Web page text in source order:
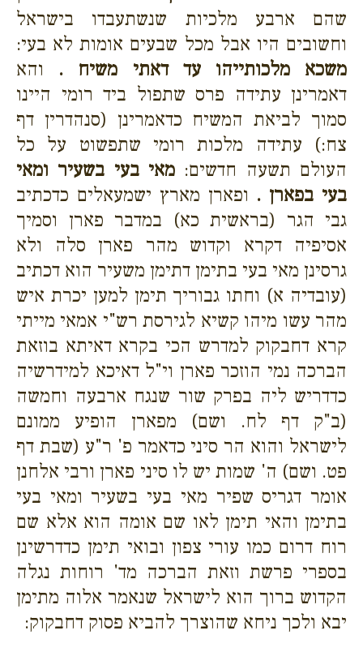
שהם ארבע מלכיות שנשתעבדו בישראל
וחשובים היו אבל מכל שבעים אומות לא בעי:
משכא מלכותייהו עד דאתי משיח . והא
דאמרינן עתידה פרס שתפול ביד רומי היינו
סמוך לביאת המשיח כדאמרינן (סנהדרין דף
צח:) עתידה מלכות רומי שתפשוט על כל
העולם תשעה חדשים: מאי בעי בשעיר ומאי
בעי בפארן . ופארן מארץ ישמעאלים כדכתיב
גבי הגר (בראשית כא) במדבר פארן וסמיך
אסיפיה דקרא וקדוש מהר פארן סלה ולא
גרסינן מאי בעי בתימן דתימן משעיר הוא דכתיב
(עובדיה א) וחתו גבוריך תימן למען יכרת איש
מהר עשו מיהו קשיא לגירסת רש"י אמאי מייתי
קרא דחבקוק למדרש הכי בקרא דאיתא בוזאת
הברכה נמי הוזכר פארן וי"ל דאיכא למידרשיה
כדדריש ליה בפרק שור שנגח ארבעה וחמשה
(ב"ק דף לח. ושם) מפארן הופיע ממונם
לישראל והוא הר סיני כדאמר פ' ר"ע (שבת דף
פט. ושם) ה' שמות יש לו סיני פארן ורבי אלחנן
אומר דגריס שפיר מאי בעי בשעיר ומאי בעי
בתימן והאי תימן לאו שם אומה הוא אלא שם
רוח דרום כמו עורי צפון ובואי תימן כדדרשינן
בספרי פרשת וזאת הברכה מד' רוחות נגלה
הקדוש ברוך הוא לישראל שנאמר אלוה מתימן
יבא ולכך ניחא שהוצרך להביא פסוק דחבקוק: